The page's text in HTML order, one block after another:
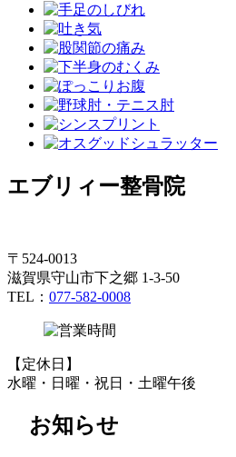
エブリィー整骨院
〒524-0013
滋賀県守山市下之郷 1-3-50
TEL： 077-582-0008
【定休日】
水曜・日曜・祝日・土曜午後
お知らせ